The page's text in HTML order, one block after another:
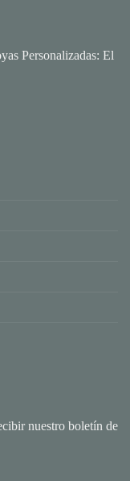
Personalizadas: El
nuestro boletín de